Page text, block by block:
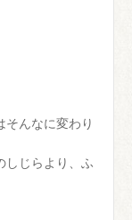
そんなに変わり
しじらより、ふ